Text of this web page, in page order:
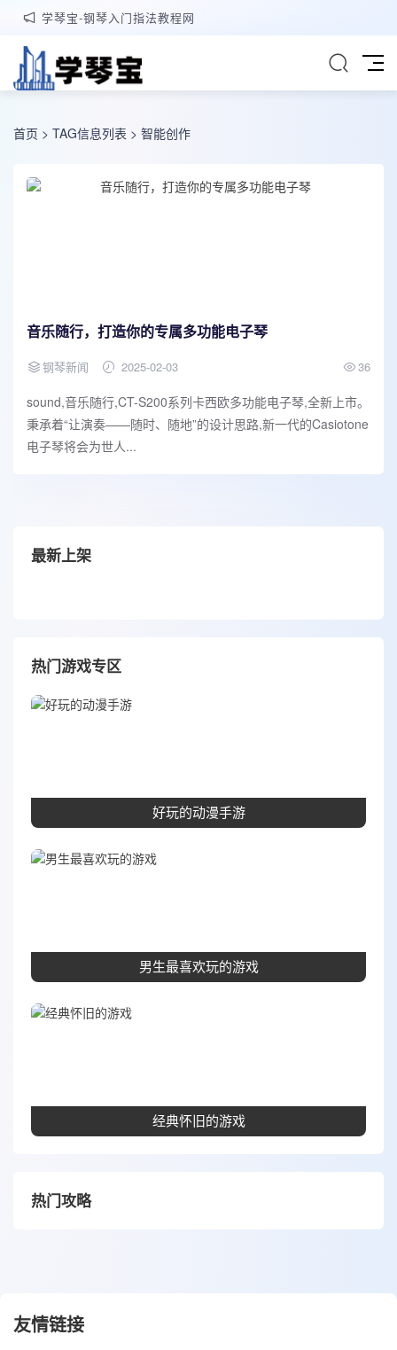
学琴宝-钢琴入门指法教程网
首页 > TAG信息列表 > 智能创作
音乐随行，打造你的专属多功能电子琴
钢琴新闻 2025-02-03 36
sound,音乐随行,CT-S200系列卡西欧多功能电子琴,全新上市。
秉承着“让演奏——随时、随地”的设计思路,新一代的Casiotone
电子琴将会为世人...
最新上架
热门游戏专区
好玩的动漫手游
男生最喜欢玩的游戏
经典怀旧的游戏
热门攻略
友情链接